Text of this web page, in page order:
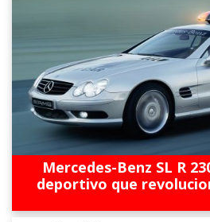
Mercedes-Benz SL R
deportivo que